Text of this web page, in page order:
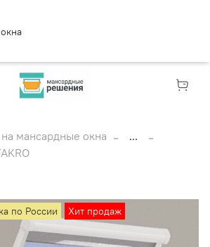
мансардные окна
...
по России Хит продаж